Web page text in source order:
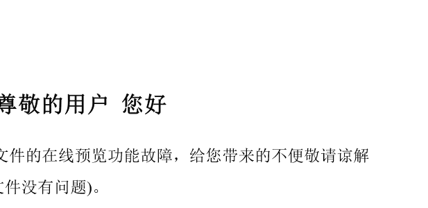
螺钉和连接 29 爬电距离、电气间隙及固体绝缘 30 耐热和耐燃· 31 防锈· 32
82:2005 前言 本部分的全部内容为强制性。 GB4706《家用和类似用途电器
具的特殊要求》。 为便于使用，做了下列编辑性修改： a）“第1部分”一词改
分代替GB4706.69一2003《家用和类似用途电器的安全服务和娱乐器具的特
增加了“专门用于露天场所的设备，如：酒会设备。” 定义中“超驰键”改变为
的4.3。 7.12中的有关内容的阐述进行了调整。 一11.2中器具放
通过15.2.101至15.2.104试验来检查 其合格性”的说明。 将原来的19.102要
轻工业联合会提出 本部分由全国家用电器标准化技术委员会（SAC/TC46）
、佛山市质量计量监督检测 中心。 本部分主要起草人：鲍俊、黄慧珍、邓哲
II GB4706.69—2008/IEC60335-2-82:2005 IEC前言 1）IEC（国际电工委员